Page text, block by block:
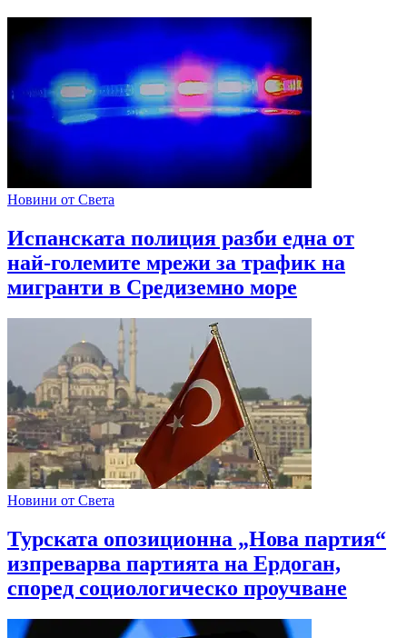
Новини от Света
Испанската полиция разби една от
най-големите мрежи за трафик на
мигранти в Средиземно море
Новини от Света
Турската опозиционна „Нова партия“
изпреварва партията на Ердоган,
според социологическо проучване